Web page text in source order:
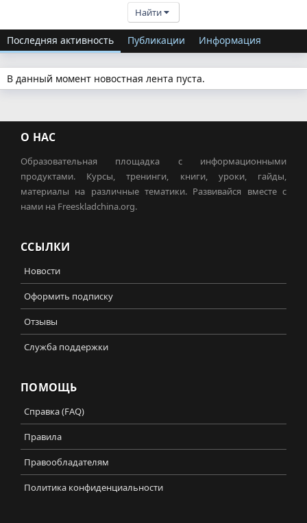
Найти
Последняя активность Публикации Информация
В данный момент новостная лента пуста.
О НАС
Образовательная площадка с информационными
продуктами. Курсы, тренинги, книги, уроки, гайды,
материалы на различные тематики. Развивайся вместе с
нами на Freeskladchina.org.
ССЫЛКИ
Новости
Оформить подписку
Отзывы
Служба поддержки
ПОМОЩЬ
Справка (FAQ)
Правила
Правообладателям
Политика конфиденциальности